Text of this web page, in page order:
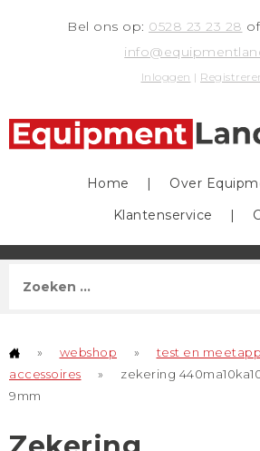
Bel ons op: 0528 23 23 28
Inloggen |
Home | Over
Klantenservice
|
» webshop » test en
accessoires
»
zekering
9mm